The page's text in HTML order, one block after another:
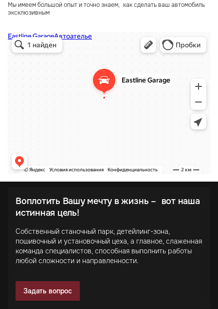
Мы имеем большой опыт и точно знаем, как сделать ваш автомобиль
эксклюзивным
Воплотить Вашу мечту в жизнь – вот наша
истинная цель!
Собственный станочный парк, детейлинг-зона,
пошивочный и установочный цеха, а главное, слаженная
команда специалистов, способная выполнить работы
любой сложности и направленности.
Задать вопрос